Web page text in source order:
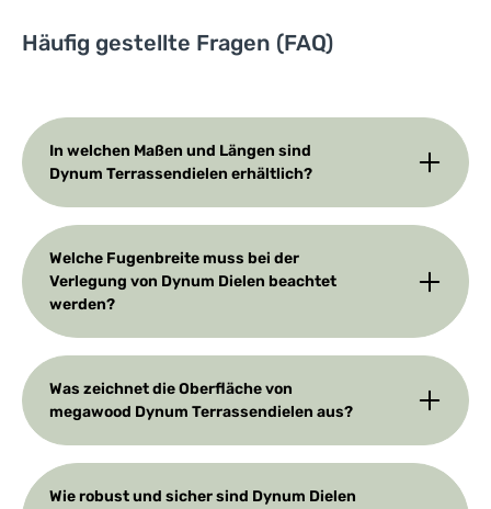
Häufig gestellte Fragen (FAQ)
In welchen Maßen und Längen sind
Dynum Terrassendielen erhältlich?
Welche Fugenbreite muss bei der
Verlegung von Dynum Dielen beachtet
werden?
Was zeichnet die Oberfläche von
megawood Dynum Terrassendielen aus?
Wie robust und sicher sind Dynum Dielen